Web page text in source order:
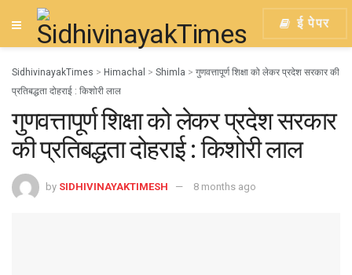
ई पेपर
SidhivinayakTimes > Himachal > Shimla > गुणवत्तापूर्ण शिक्षा को लेकर प्रदेश सरकार की
प्रतिबद्धता दोहराई : किशोरी लाल
गुणवत्तापूर्ण शिक्षा को लेकर प्रदेश सरकार
की प्रतिबद्धता दोहराई : किशोरी लाल
by SIDHIVINAYAKTIMESH 8 months ago